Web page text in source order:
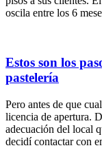
oscila entre los 6
Estos son los
pastelería
Pero antes de que
licencia de apertura.
adecuación del local
decidí contactar con